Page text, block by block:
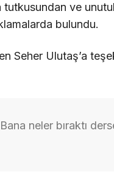
ve
bulundu.
Seher Ulutaş’a
neler bıraktı